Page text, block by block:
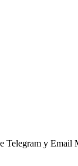
Telegram y Email